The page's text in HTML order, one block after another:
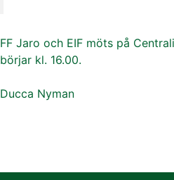
FF Jaro och EIF möts på
börjar kl. 16.00.
Ducca Nyman